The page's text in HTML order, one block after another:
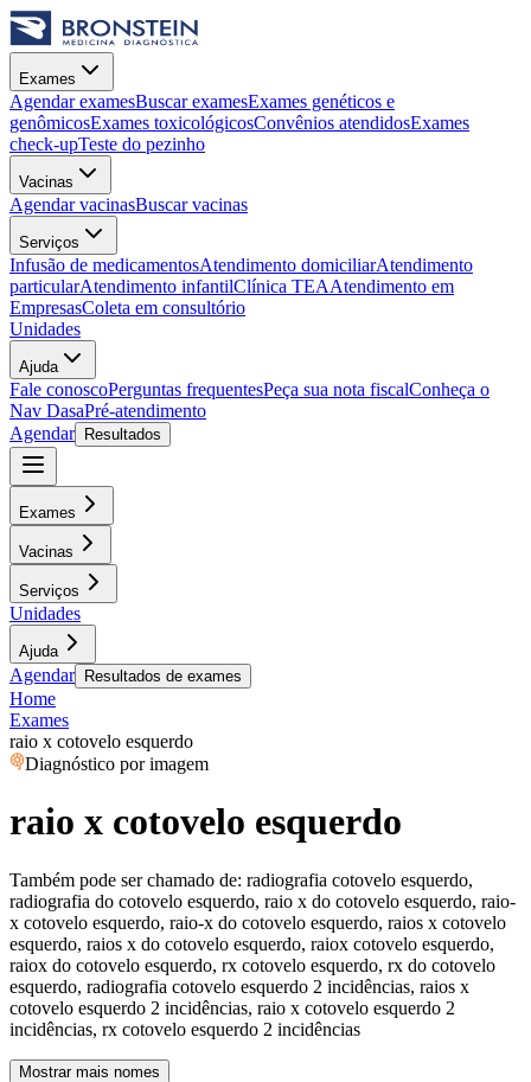
Exames
Agendar examesBuscar examesExames genéticos e
genômicosExames toxicológicosConvênios atendidosExames
check-upTeste do pezinho
Vacinas
Agendar vacinasBuscar vacinas
Serviços
Infusão de medicamentosAtendimento domiciliarAtendimento
particularAtendimento infantilClínica TEAAtendimento em
EmpresasColeta em consultório
Unidades
Ajuda
Fale conoscoPerguntas frequentesPeça sua nota fiscalConheça o
Nav DasaPré-atendimento
Agendar
Resultados
Exames
Vacinas
Serviços
Unidades
Ajuda
Agendar Resultados de exames
Home
Exames
raio x cotovelo esquerdo
Diagnóstico por imagem
raio x cotovelo esquerdo
Também pode ser chamado de: radiografia cotovelo esquerdo,
radiografia do cotovelo esquerdo, raio x do cotovelo esquerdo, raio-
x cotovelo esquerdo, raio-x do cotovelo esquerdo, raios x cotovelo
esquerdo, raios x do cotovelo esquerdo, raiox cotovelo esquerdo,
raiox do cotovelo esquerdo, rx cotovelo esquerdo, rx do cotovelo
esquerdo, radiografia cotovelo esquerdo 2 incidências, raios x
cotovelo esquerdo 2 incidências, raio x cotovelo esquerdo 2
incidências, rx cotovelo esquerdo 2 incidências
Mostrar mais nomes